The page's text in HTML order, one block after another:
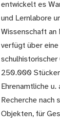
entwickelt es
und Lernlabore
Wissenschaft an
verfügt über eine
250.000
Ehrenamtliche u.
Recherche nach
Objekten, für